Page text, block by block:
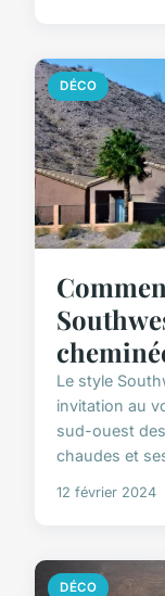
DÉCO
Le style
invitation au
sud-ouest
chaudes et
12 février 2024
DÉCO